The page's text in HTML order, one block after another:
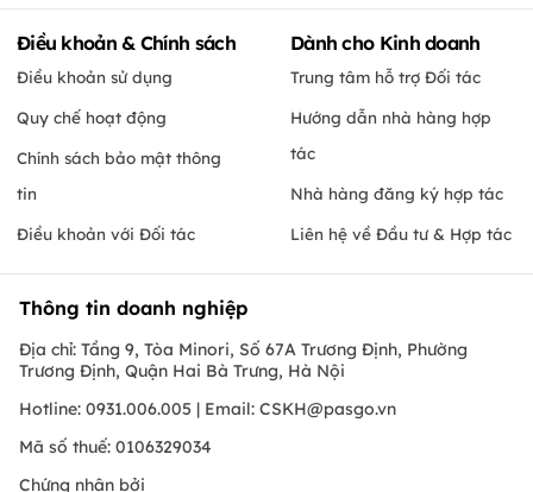
Điều khoản & Chính sách
Điều khoản sử dụng
Quy chế hoạt động
Chính sách bảo mật thông
tin
Điều khoản với Đối tác
Dành cho Kinh doanh
Trung tâm hỗ trợ Đối tác
Hướng dẫn nhà hàng hợp
tác
Nhà hàng đăng ký hợp tác
Liên hệ về Đầu tư & Hợp tác
Thông tin doanh nghiệp
Địa chỉ: Tầng 9, Tòa Minori, Số 67A Trương Định, Phường
Trương Định, Quận Hai Bà Trưng, Hà Nội
Hotline: 0931.006.005 | Email: CSKH@pasgo.vn
Mã số thuế: 0106329034
Chứng nhận bởi